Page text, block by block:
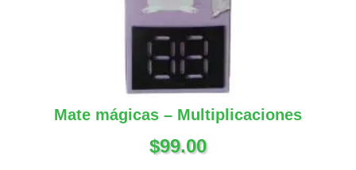
Mate mágicas – Multiplicaciones
$99.00